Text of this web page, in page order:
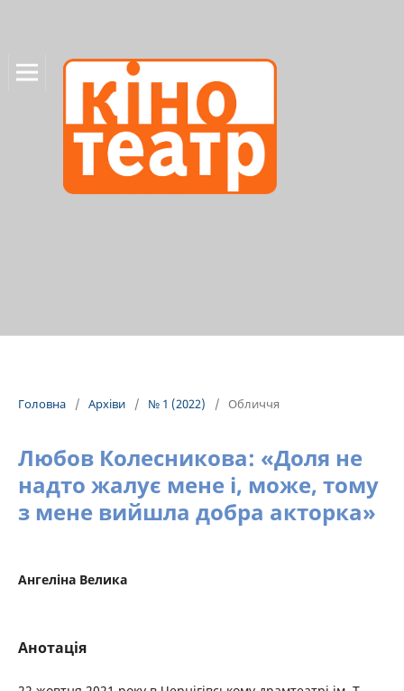
Головна / Архіви / № 1 (2022) / Обличчя
Любов Колесникова: «Доля не
надто жалує мене і, може, тому
з мене вийшла добра акторка»
Ангеліна Велика
Анотація